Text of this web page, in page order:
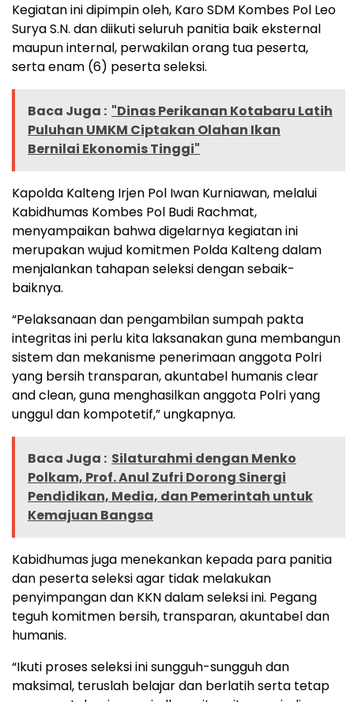
Kegiatan ini dipimpin oleh, Karo SDM Kombes Pol Leo
Surya S.N. dan diikuti seluruh panitia baik eksternal
maupun internal, perwakilan orang tua peserta,
serta enam (6) peserta seleksi.
Baca Juga : "Dinas Perikanan Kotabaru Latih
Puluhan UMKM Ciptakan Olahan Ikan
Bernilai Ekonomis Tinggi"
Kapolda Kalteng Irjen Pol Iwan Kurniawan, melalui
Kabidhumas Kombes Pol Budi Rachmat,
menyampaikan bahwa digelarnya kegiatan ini
merupakan wujud komitmen Polda Kalteng dalam
menjalankan tahapan seleksi dengan sebaik-
baiknya.
“Pelaksanaan dan pengambilan sumpah pakta
integritas ini perlu kita laksanakan guna membangun
sistem dan mekanisme penerimaan anggota Polri
yang bersih transparan, akuntabel humanis clear
and clean, guna menghasilkan anggota Polri yang
unggul dan kompotetif,” ungkapnya.
Baca Juga : Silaturahmi dengan Menko
Polkam, Prof. Anul Zufri Dorong Sinergi
Pendidikan, Media, dan Pemerintah untuk
Kemajuan Bangsa
Kabidhumas juga menekankan kepada para panitia
dan peserta seleksi agar tidak melakukan
penyimpangan dan KKN dalam seleksi ini. Pegang
teguh komitmen bersih, transparan, akuntabel dan
humanis.
“Ikuti proses seleksi ini sungguh-sungguh dan
maksimal, teruslah belajar dan berlatih serta tetap